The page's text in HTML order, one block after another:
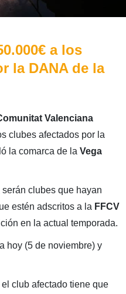
a los
la DANA de la
Valenciana
clubes afectados por la
la comarca de la Vega
clubes que hayan
estén adscritos a la FFCV
en la actual temporada.
hoy (5 de noviembre) y
club afectado tiene que